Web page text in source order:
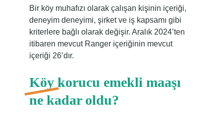
Bir köy muhafızı olarak çalışan kişinin içeriği,
deneyim deneyimi, şirket ve iş kapsamı gibi
kriterlere bağlı olarak değişir. Aralık 2024’ten
itibaren mevcut Ranger içeriğinin mevcut
içeriği 26’dır.
Köy korucu emekli maaşı
ne kadar oldu?